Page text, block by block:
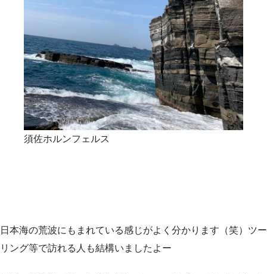
須佐ホルンフェルス
日本海の荒波にもまれている感じがよく分かります（笑）ツー
リング等で訪れる人も結構いましたよー